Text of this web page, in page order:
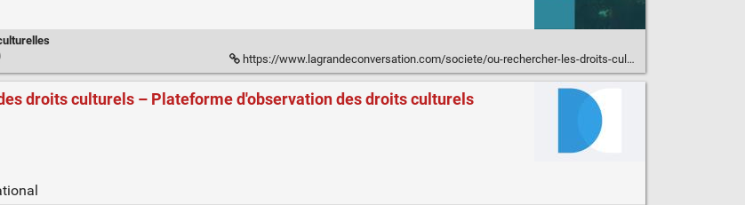
https://www.lagrandeconversation.com/societe/ou-rechercher-les-droits-culturels-des-personnes/
droits culturels – Plateforme d'observation des droits culturels